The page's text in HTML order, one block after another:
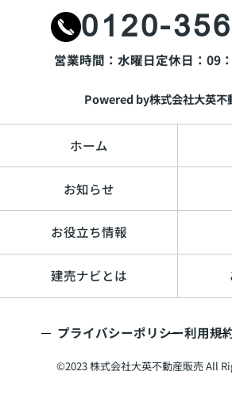
任意
必須
0120-
営業時間：水曜日定休日：09
Powered by株式会社大英不
ホーム
お知らせ
お役立ち情報
建売ナビとは
プライバシーポリシー利用規
©2023 株式会社大英不動産販売 All